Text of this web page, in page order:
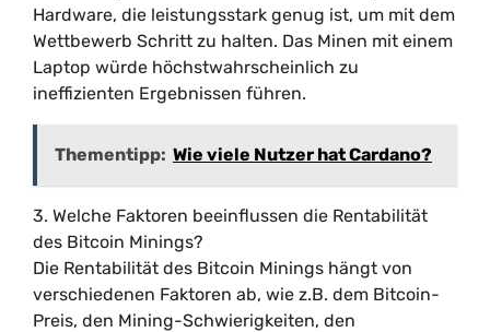
Hardware, die leistungsstark genug ist, um mit dem
Wettbewerb Schritt zu halten. Das Minen mit einem
Laptop würde höchstwahrscheinlich zu
ineffizienten Ergebnissen führen.
Thementipp: Wie viele Nutzer hat Cardano?
3. Welche Faktoren beeinflussen die Rentabilität
des Bitcoin Minings?
Die Rentabilität des Bitcoin Minings hängt von
verschiedenen Faktoren ab, wie z.B. dem Bitcoin-
Preis, den Mining-Schwierigkeiten, den